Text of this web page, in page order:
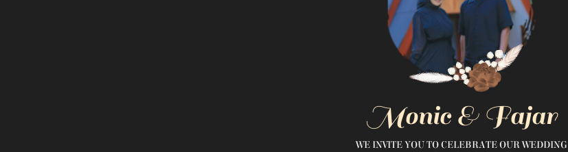
Monic & Fajar
WE INVITE YOU TO CELEBRATE OUR WEDDING